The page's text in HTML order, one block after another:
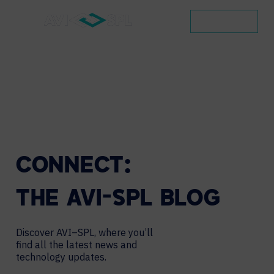
CONNECT:
THE AVI-SPL BLOG
Discover AVI–SPL, where you’ll
find all the latest news and
technology updates.